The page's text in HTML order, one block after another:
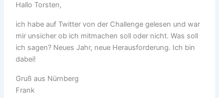
Hallo Torsten,
ich habe auf Twitter von der Challenge gelesen und war
mir unsicher ob ich mitmachen soll oder nicht. Was soll
ich sagen? Neues Jahr, neue Herausforderung. Ich bin
dabei!
Gruß aus Nürnberg
Frank